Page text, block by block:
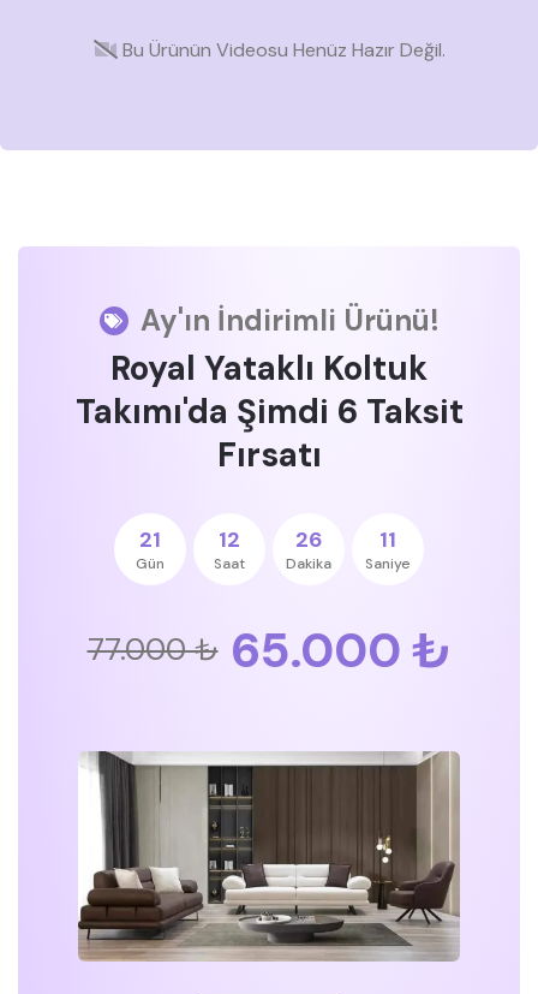
Bu Ürünün Videosu Henüz Hazır Değil.
Ay'ın İndirimli Ürünü!
Royal Yataklı Koltuk
Takımı'da Şimdi 6 Taksit
Fırsatı
21
Gün
12
Saat
26
Dakika
11
Saniye
77.000 ₺ 65.000 ₺